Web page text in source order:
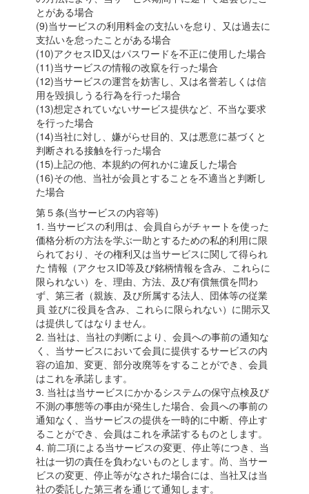
とがある場合
(9)当サービスの利用料金の支払いを怠り、又は過去に
支払いを怠ったことがある場合
(10)アクセスID又はパスワードを不正に使用した場合
(11)当サービスの情報の改竄を行った場合
(12)当サービスの運営を妨害し、又は名誉若しくは信
用を毀損しうる行為を行った場合
(13)想定されていないサービス提供など、不当な要求
を行った場合
(14)当社に対し、嫌がらせ目的、又は悪意に基づくと
判断される接触を行った場合
(15)上記の他、本規約の何れかに違反した場合
(16)その他、当社が会員とすることを不適当と判断し
た場合
第５条(当サービスの内容等)
1. 当サービスの利用は、会員自らがチャートを使った
価格分析の方法を学ぶ一助とするための私的利用に限
られており、その権利又は当サービスに関して得られ
た 情報（アクセスID等及び銘柄情報を含み、これらに
限られない）を、理由、方法、及び有償無償を問わ
ず、第三者（親族、及び所属する法人、団体等の従業
員 並びに役員を含み、これらに限られない）に開示又
は提供してはなりません。
2. 当社は、当社の判断により、会員への事前の通知な
く、当サービスにおいて会員に提供するサービスの内
容の追加、変更、部分改廃等をすることができ、会員
はこれを承諾します。
3. 当社は当サービスにかかるシステムの保守点検及び
不測の事態等の事由が発生した場合、会員への事前の
通知なく、当サービスの提供を一時的に中断、停止す
ることができ、会員はこれを承諾するものとします。
4. 前二項による当サービスの変更、停止等につき、当
社は一切の責任を負わないものとします。尚、当サー
ビスの変更、停止等がなされた場合には、当社又は当
社の委託した第三者を通じて通知します。